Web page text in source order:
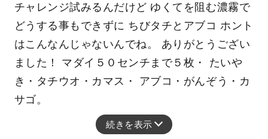
チャレンジ試みるんだけど ゆくてを阻む濃霧で
どうする事もできずに ちびタチとアブコ ホント
はこんなんじゃないんでね。 ありがとうござい
ました！ マダイ５０センチまで５枚・ たいや
き・タチウオ・カマス・ アブコ・がんぞう・カ
サゴ。
続きを表示